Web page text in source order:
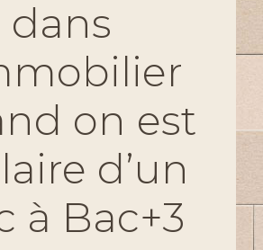
dans
on est
d’un
à Bac+3